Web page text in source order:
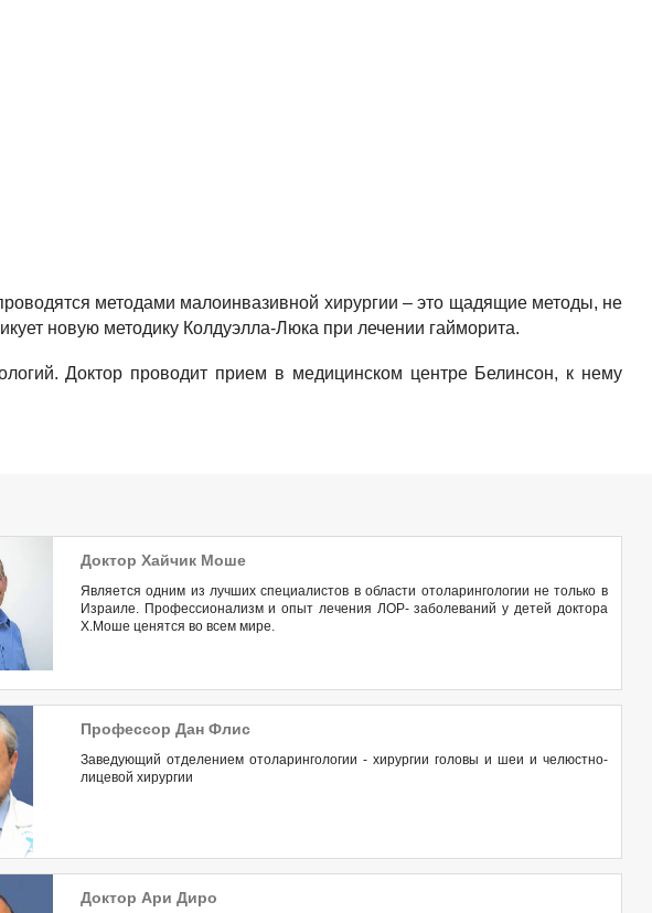
методами малоинвазивной хирургии – это щадящие методы, не
новую методику Колдуэлла-Люка при лечении гайморита.
Доктор проводит прием в медицинском центре Белинсон, к нему
Доктор Хайчик Моше
Является одним из лучших специалистов в области отоларингологии не только в
Израиле. Профессионализм и опыт лечения ЛОР- заболеваний у детей доктора
Х.Моше ценятся во всем мире.
Профессор Дан Флис
Заведующий отделением отоларингологии - хирургии головы и шеи и челюстно-
лицевой хирургии
Доктор Ари Диро